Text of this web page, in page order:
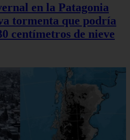
en la Patagonia
tormenta que podría
centímetros de nieve